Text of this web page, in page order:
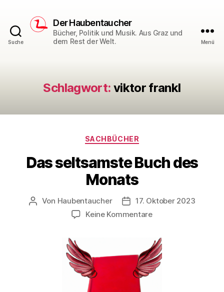
Suche
Der Haubentaucher
Bücher, Politik und Musik. Aus Graz und
dem Rest der Welt.
Menü
Schlagwort: viktor frankl
Kategorien
SACHBÜCHER
Das seltsamste Buch des
Monats
Beitragsautor
Von Haubentaucher Veröffentlichungsdatum
17. Oktober 2023
Keine Kommentarezu
seltsamste
Buch
des
Monats